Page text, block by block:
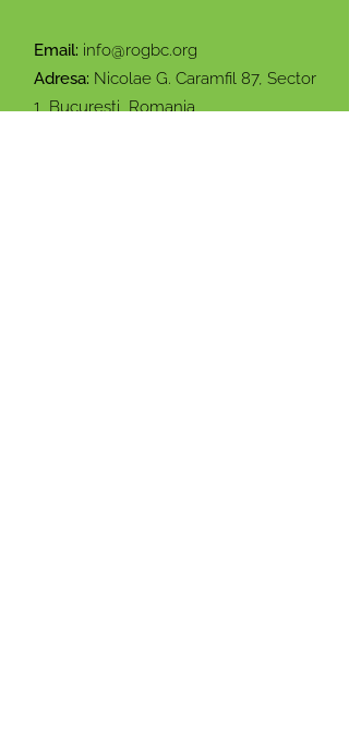
Email: info@rogbc.org
Adresa: Nicolae G. Caramfil 87, Sector
1, București, Romania